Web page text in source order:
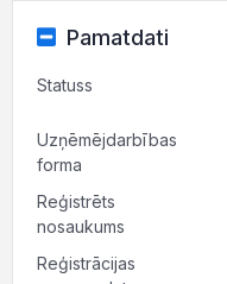
Pamatdati
Statuss
Uzņēmējdarbības
forma
Reģistrēts
nosaukums
Reģistrācijas